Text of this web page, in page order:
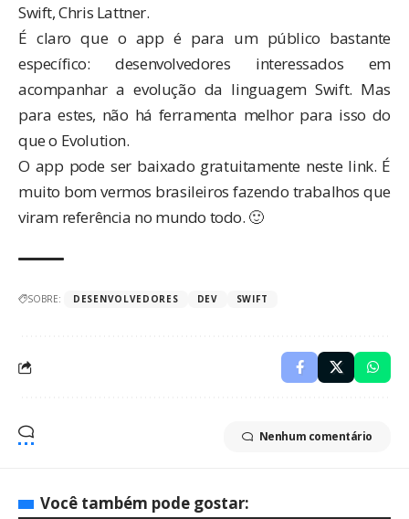
Swift, Chris Lattner.
É claro que o app é para um público bastante
específico: desenvolvedores interessados em
acompanhar a evolução da linguagem Swift. Mas
para estes, não há ferramenta melhor para isso do
que o Evolution.
O app pode ser baixado gratuitamente neste link. É
muito bom vermos brasileiros fazendo trabalhos que
viram referência no mundo todo. 🙂
SOBRE: DESENVOLVEDORES DEV SWIFT
Nenhum comentário
Você também pode gostar: